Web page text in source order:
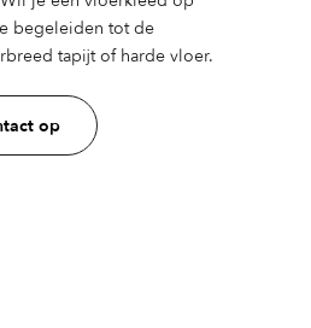
begeleiden tot de
tapijt of harde vloer.
op